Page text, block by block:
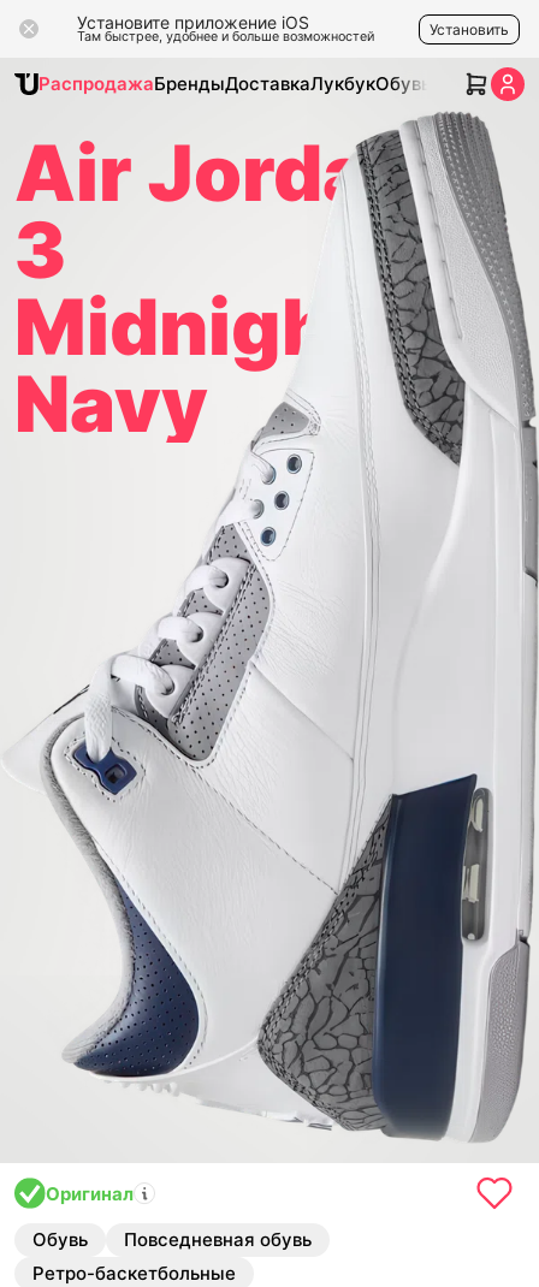
Установите приложение iOS
Там быстрее, удобнее и больше возможностей Установить
РаспродажаБрендыДоставкаЛукбукОбувь Одежда
Air Jordan
3
Midnight
Navy
Оригинал
Обувь
Повседневная обувь
Ретро-баскетбольные